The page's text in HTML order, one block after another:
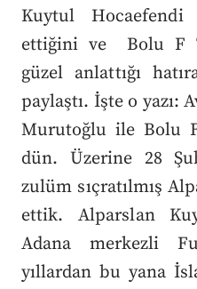
Kuytul
ettiğini ve Bolu F
güzel anlattığı
paylaştı. İşte o yazı:
Murutoğlu ile Bolu
dün. Üzerine 28
zulüm sıçratılmış
ettik. Alparslan
Adana merkezli
yıllardan bu yana